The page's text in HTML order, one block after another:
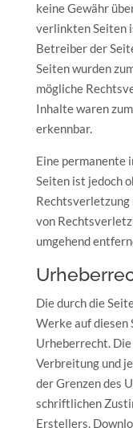
keine Gewähr
verlinkten Seiten
Betreiber der
Seiten wurden
mögliche
Inhalte waren
erkennbar.
Eine
Seiten ist jedoch
von
umgehend
Die durch die
Werke auf diesen
Urheberrecht.
Verbreitung und
der Grenzen des
schriftlichen
Erstellers.